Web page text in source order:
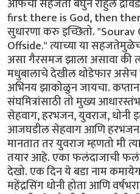
ऑफची सहजता बघुन राहुल
first there is God, then
सुधारणा करु इच्छितो.
Offside." त्याच्या या
असा गैरसमज झाला असावा की
मधुबालाचे देखील थोडेफार असेच
अभिनय झाकोळुन जायचा.
संघमित्रांसाठी तो मुख्य आधारस्तंभ
सेहवाग, हरभजन, युवराज, धोनी
आजघडील सेहवाग आणि हरभजन
मानतात तर युवराज म्हणतो मी
तयार आहे. एका फलंदाजाची
देखो. एक दिन ये बडा नाम
महेंद्रसिंग धोनी होता आणि